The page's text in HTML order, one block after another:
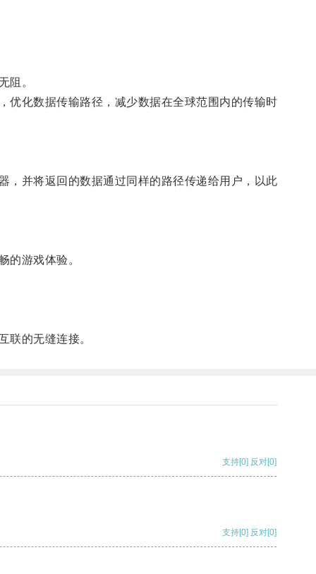
阻。
化数据传输路径，减少数据在全球范围内的传输时
并将返回的数据通过同样的路径传递给用户，以此
游戏体验。
的无缝连接。
支持[0] 反对[0]
支持[0] 反对[0]